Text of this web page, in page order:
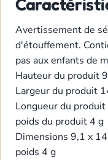
Avertissement de
d'étouffement.
pas aux enfants de
Hauteur du produit
Largeur du produit
Longueur du produit
poids du produit 4 g
Dimensions 9,1 x
poids 4 g